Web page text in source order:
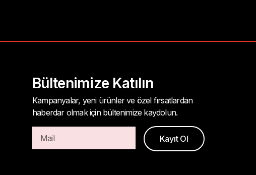
Bültenimize Katılın
Kampanyalar, yeni ürünler ve özel fırsatlardan
haberdar olmak için bültenimize kaydolun.
Kayıt Ol